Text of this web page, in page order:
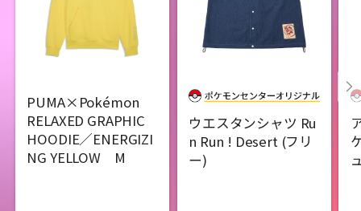
PUMA×Pokémon
RELAXED GRAPHIC
HOODIE／ENERGIZI
NG YELLOW M
ウエスタンシャツ Ru
n Run ! Desert (フリ
ー)